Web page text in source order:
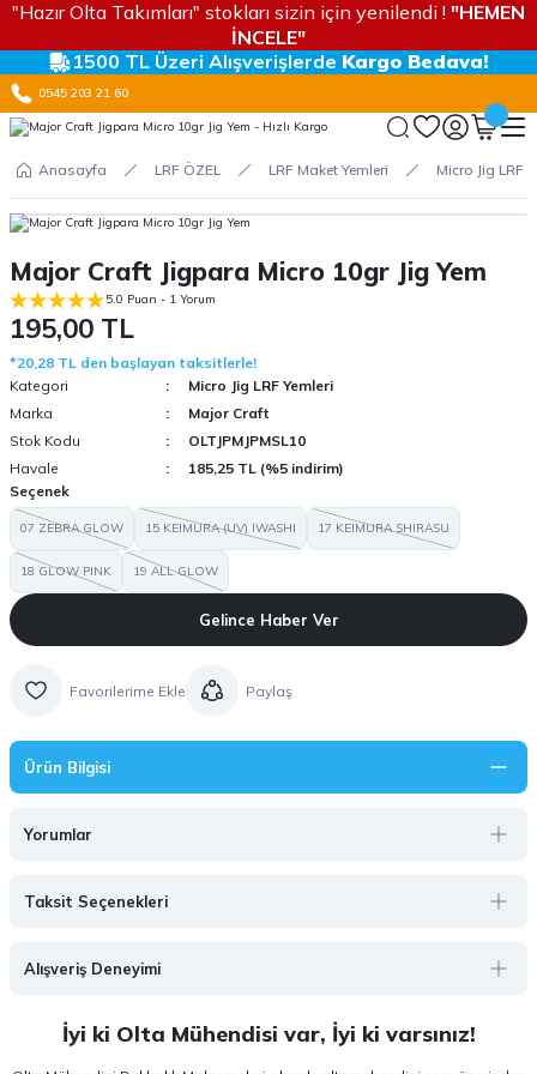
"Hazır Olta Takımları" stokları sizin için yenilendi ! "HEMEN
İNCELE"
1500 TL Üzeri Alışverişlerde Kargo Bedava!
0545 203 21 60
Anasayfa LRF ÖZEL LRF Maket Yemleri Micro Jig LRF
Major Craft Jigpara Micro 10gr Jig Yem
5.0 Puan - 1 Yorum
195,00 TL
*20,28 TL den başlayan taksitlerle!
Kategori
Micro Jig LRF Yemleri
Marka
Major Craft
Stok Kodu
OLTJPMJPMSL10
Havale
185,25 TL (%5 indirim)
Seçenek
07 ZEBRA GLOW 15 KEIMURA (UV) IWASHI 17 KEIMURA SHIRASU
18 GLOW PINK 19 ALL GLOW
Gelince Haber Ver
Paylaş
Ürün Bilgisi
Yorumlar
Taksit Seçenekleri
Alışveriş Deneyimi
İyi ki Olta Mühendisi var, İyi ki varsınız!